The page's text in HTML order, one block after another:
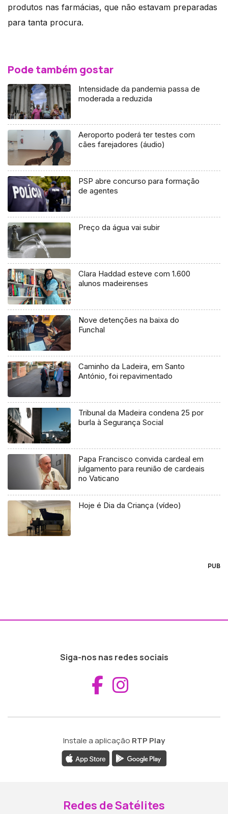
produtos nas farmácias, que não estavam preparadas
para tanta procura.
Pode também gostar
Intensidade da pandemia passa de
moderada a reduzida
Aeroporto poderá ter testes com
cães farejadores (áudio)
PSP abre concurso para formação
de agentes
Preço da água vai subir
Clara Haddad esteve com 1.600
alunos madeirenses
Nove detenções na baixa do
Funchal
Caminho da Ladeira, em Santo
António, foi repavimentado
Tribunal da Madeira condena 25 por
burla à Segurança Social
Papa Francisco convida cardeal em
julgamento para reunião de cardeais
no Vaticano
Hoje é Dia da Criança (vídeo)
PUB
Siga-nos nas redes sociais
Aceder ao
Instale a aplicação RTP Play
Redes de Satélites